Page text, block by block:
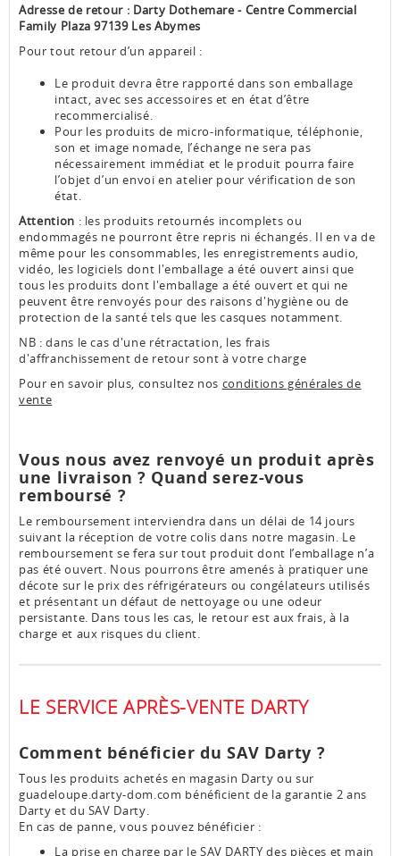
Adresse de retour : Darty Dothemare - Centre Commercial
Family Plaza 97139 Les Abymes
Pour tout retour d’un appareil :
Le produit devra être rapporté dans son emballage
intact, avec ses accessoires et en état d’être
recommercialisé.
Pour les produits de micro-informatique, téléphonie,
son et image nomade, l’échange ne sera pas
nécessairement immédiat et le produit pourra faire
l’objet d’un envoi en atelier pour vérification de son
état.
Attention : les produits retournés incomplets ou
endommagés ne pourront être repris ni échangés. Il en va de
même pour les consommables, les enregistrements audio,
vidéo, les logiciels dont l'emballage a été ouvert ainsi que
tous les produits dont l'emballage a été ouvert et qui ne
peuvent être renvoyés pour des raisons d'hygiène ou de
protection de la santé tels que les casques notamment.
NB : dans le cas d'une rétractation, les frais
d'affranchissement de retour sont à votre charge
Pour en savoir plus, consultez nos conditions générales de
vente
Vous nous avez renvoyé un produit après
une livraison ? Quand serez-vous
remboursé ?
Le remboursement interviendra dans un délai de 14 jours
suivant la réception de votre colis dans notre magasin. Le
remboursement se fera sur tout produit dont l’emballage n’a
pas été ouvert. Nous pourrons être amenés à pratiquer une
décote sur le prix des réfrigérateurs ou congélateurs utilisés
et présentant un défaut de nettoyage ou une odeur
persistante. Dans tous les cas, le retour est aux frais, à la
charge et aux risques du client.
LE SERVICE APRÈS-VENTE DARTY
Comment bénéficier du SAV Darty ?
Tous les produits achetés en magasin Darty ou sur
guadeloupe.darty-dom.com bénéficient de la garantie 2 ans
Darty et du SAV Darty.
En cas de panne, vous pouvez bénéficier :
La prise en charge par le SAV DARTY des pièces et main